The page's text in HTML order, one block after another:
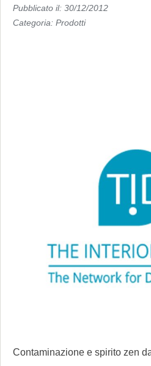
Pubblicato il: 30/12/2012
Categoria: Prodotti
Contaminazione e spirito zen